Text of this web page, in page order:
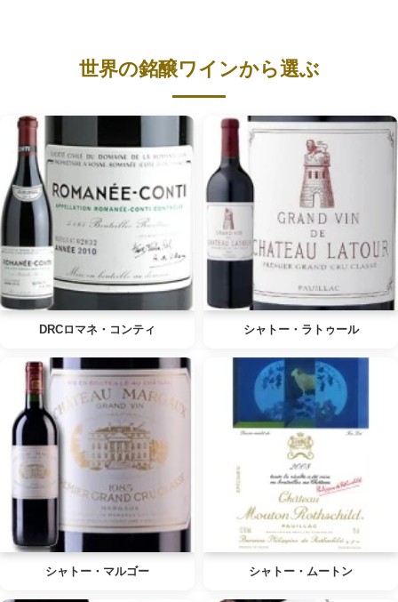
世界の銘醸ワインから選ぶ
DRCロマネ・コンティ シャトー・ラトゥール
シャトー・マルゴー シャトー・ムートン